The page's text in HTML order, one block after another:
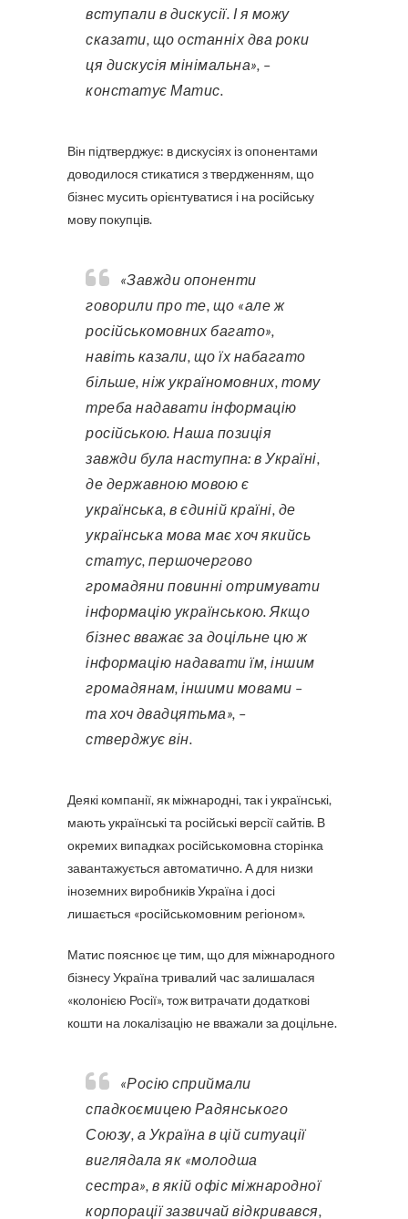
вступали в дискусії. І я можу
сказати, що останніх два роки
ця дискусія мінімальна», –
констатує Матис.
Він підтверджує: в дискусіях із опонентами
доводилося стикатися з твердженням, що
бізнес мусить орієнтуватися і на російську
мову покупців.
«Завжди опоненти
говорили про те, що «але ж
російськомовних багато»,
навіть казали, що їх набагато
більше, ніж україномовних, тому
треба надавати інформацію
російською. Наша позиція
завжди була наступна: в Україні,
де державною мовою є
українська, в єдиній країні, де
українська мова має хоч якийсь
статус, першочергово
громадяни повинні отримувати
інформацію українською. Якщо
бізнес вважає за доцільне цю ж
інформацію надавати їм, іншим
громадянам, іншими мовами –
та хоч двадцятьма», –
стверджує він.
Деякі компанії, як міжнародні, так і українські,
мають українські та російські версії сайтів. В
окремих випадках російськомовна сторінка
завантажується автоматично. А для низки
іноземних виробників Україна і досі
лишається «російськомовним регіоном».
Матис пояснює це тим, що для міжнародного
бізнесу Україна тривалий час залишалася
«колонією Росії», тож витрачати додаткові
кошти на локалізацію не вважали за доцільне.
«Росію сприймали
спадкоємицею Радянського
Союзу, а Україна в цій ситуації
виглядала як «молодша
сестра», в якій офіс міжнародної
корпорації зазвичай відкривався,